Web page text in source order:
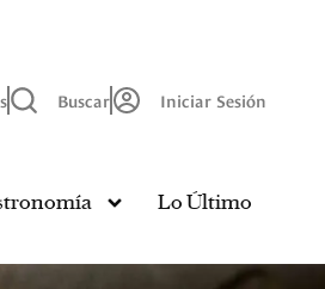
Buscar Iniciar Sesión
Lo Último